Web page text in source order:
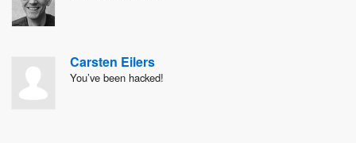
Carsten Eilers
You’ve been hacked!